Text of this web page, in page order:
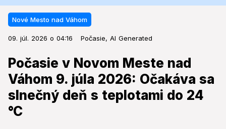
Nové Mesto nad Váhom
09. júl. 2026 o 04:16 Počasie, AI Generated
Počasie v Novom Meste nad
Váhom 9. júla 2026: Očakáva sa
slnečný deň s teplotami do 24
°C
Nové Mesto nad Váhom
Počasie v Novom Meste nad
Váhom 9. júla 2026: Očakáva sa
slnečný deň s teplotami do 24 °C
Obyvateľov a návštevníkov mesta čaká deň s
príjemnými dennými teplotami, avšak ranné hodnoty
môžu priniesť citeľné ochladenie.